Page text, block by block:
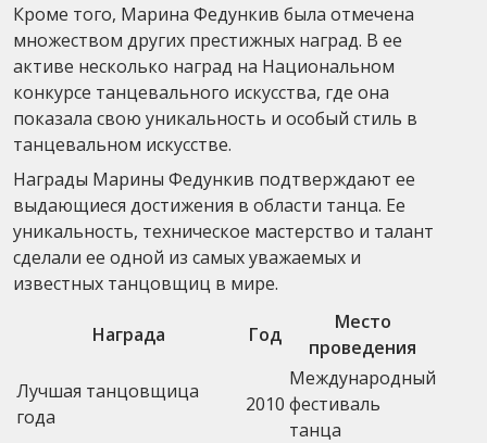
Кроме того, Марина Федункив была отмечена
множеством других престижных наград. В ее
активе несколько наград на Национальном
конкурсе танцевального искусства, где она
показала свою уникальность и особый стиль в
танцевальном искусстве.
Награды Марины Федункив подтверждают ее
выдающиеся достижения в области танца. Ее
уникальность, техническое мастерство и талант
сделали ее одной из самых уважаемых и
известных танцовщиц в мире.
Награда Год
Место
проведения
Лучшая танцовщица
года
2010
Международный
фестиваль
танца